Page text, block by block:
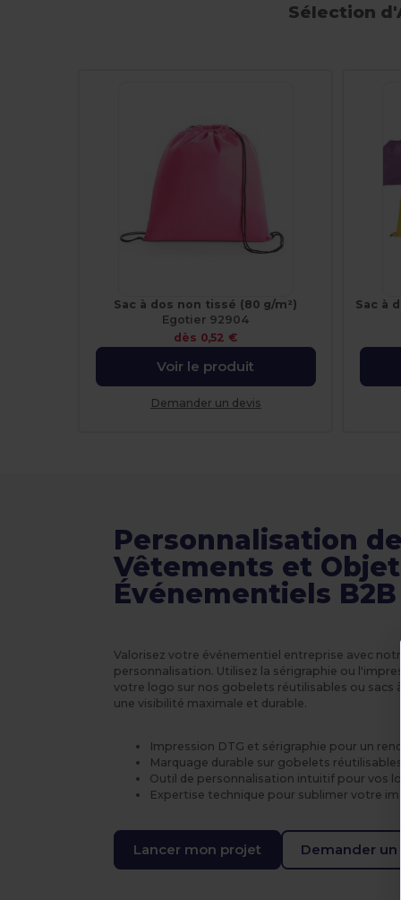
Sélection
Sac à dos non tissé (80 g/m²)
Egotier 92904
dès 0,52 €
Voir le produit
Demander un devis
Personnalisation
Vêtements et
Événementiels B2B
Valorisez votre événementiel entreprise avec
personnalisation. Utilisez la sérigraphie ou
votre logo sur nos gobelets réutilisables ou sacs
une visibilité maximale et durable.
Impression DTG et sérigraphie pour un
Marquage durable sur gobelets réutilisables
Outil de personnalisation intuitif pour vos
Expertise technique pour sublimer votre
Lancer mon projet Demander un